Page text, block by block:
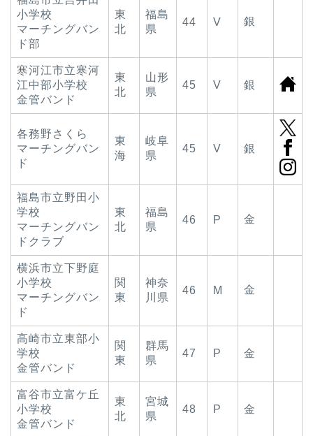
小学校
マーチングバン
ド部
東
北
福島
県
44 V 銀
寒河江市立寒河
江中部小学校
金管バンド
東
北
山形
県
45 V 銀
各務野さくら
マーチングバン
ド
東
海
岐阜
県
45 V 銀
福島市立野田小
学校
マーチングバン
ドクラブ
東
北
福島
県
46 P 金
横浜市立下野庭
小学校
マーチングバン
ド
関
東
神奈
川県
46 M 金
高崎市立東部小
学校
金管バンド
関
東
群馬
県
47 P 金
富谷市立富ケ丘
小学校
金管バンド
東
北
宮城
県
48 P 金